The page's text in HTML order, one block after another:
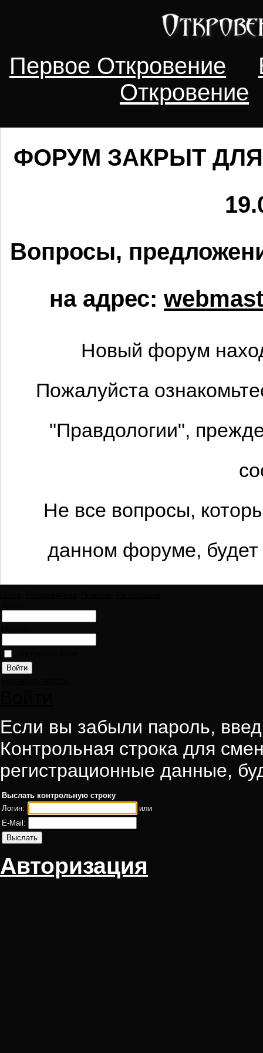
Первое Откровение
Откровение
ФОРУМ ЗАКРЫТ
Вопросы,
на адрес:
Новый форум
Пожалуйста
"Правдологии",
Не все вопросы,
данном форуме,
Если вы забыли пароль,
Контрольная строка для
регистрационные данные,
Выслать контрольную строку
Логин:
или
E-Mail:
Авторизация